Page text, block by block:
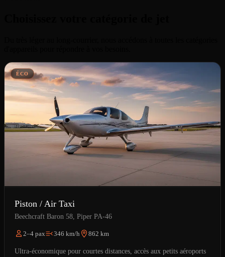
ÉCO
Piston / Air Taxi
Beechcraft Baron 58, Piper PA-46
2–4 pax 346 km/h 862 km
Ultra-économique pour courtes distances, accès aux petits aéroports